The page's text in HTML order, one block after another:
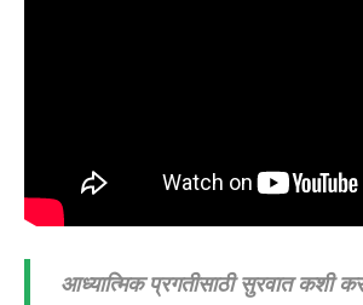
आध्यात्मिक प्रगतीसाठी सुरवात कशी